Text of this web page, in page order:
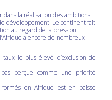
dans la réalisation des ambitions
développement. Le continent fait
au regard de la pression
a encore de nombreux
taux le plus élevé d’exclusion de
pas perçue comme une priorité
formés en Afrique est en baisse